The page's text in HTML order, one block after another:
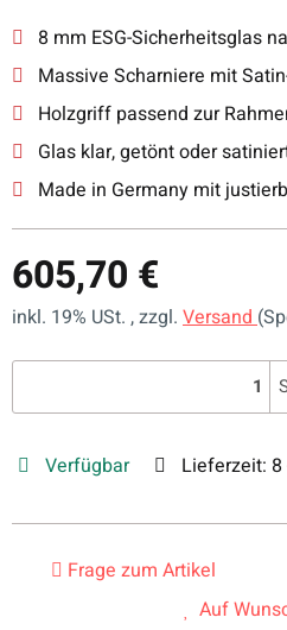
8 mm ESG-Sicherheitsglas
Massive Scharniere mit
Holzgriff passend zur
Glas klar, getönt oder
Made in Germany mit
605,70 €
inkl. 19% USt. , zzgl. Versand
Verfügbar Lieferzeit:
Frage zum Artikel
Auf